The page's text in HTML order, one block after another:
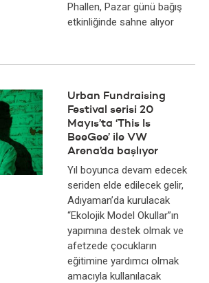
Phallen, Pazar günü bağış
etkinliğinde sahne alıyor
Urban Fundraising
Festival serisi 20
Mayıs’ta ‘This Is
BeeGee’ ile VW
Arena’da başlıyor
Yıl boyunca devam edecek
seriden elde edilecek gelir,
Adıyaman’da kurulacak
“Ekolojik Model Okullar”ın
yapımına destek olmak ve
afetzede çocukların
eğitimine yardımcı olmak
amacıyla kullanılacak